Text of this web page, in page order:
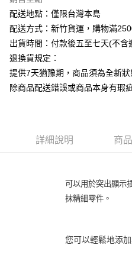
運送方式
下單前請先詢問庫存
每筆NT$130，滿NT$2,500(含以
配送地點：僅限台灣本島
配送方式：新竹貨運，購物滿
出貨時間：付款後五至七天(不含
退換貨規定：
提供7天猶豫期，商品須為全新狀
除商品配送錯誤或商品本身有瑕
詳細說明 商
可以用於突出顯示
抹精細零件。
您可以輕鬆地添